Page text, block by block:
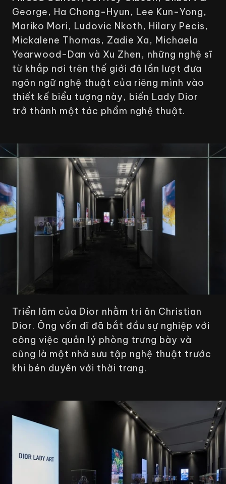
George, Ha Chong-Hyun, Lee Kun-Yong,
Mariko Mori, Ludovic Nkoth, Hilary Pecis,
Mickalene Thomas, Zadie Xa, Michaela
Yearwood-Dan và Xu Zhen, những nghệ sĩ
từ khắp nơi trên thế giới đã lần lượt đưa
ngôn ngữ nghệ thuật của riêng mình vào
thiết kế biểu tượng này, biến Lady Dior
trở thành một tác phẩm nghệ thuật.
Triển lãm của Dior nhằm tri ân Christian
Dior. Ông vốn dĩ đã bắt đầu sự nghiệp với
công việc quản lý phòng trưng bày và
cũng là một nhà sưu tập nghệ thuật trước
khi bén duyên với thời trang.